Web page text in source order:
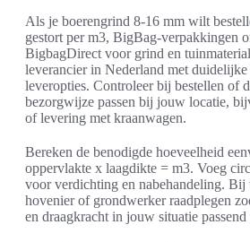
Als je boerengrind 8-16 mm wilt
gestort per m3, BigBag-verpakkingen
BigbagDirect voor grind en
leverancier in Nederland met
leveropties. Controleer bij bestellen of
bezorgwijze passen bij jouw locatie,
of levering met kraanwagen.
Bereken de benodigde hoeveelheid
oppervlakte x laagdikte = m3. Voeg
voor verdichting en nabehandeling.
hovenier of grondwerker raadplegen
en draagkracht in jouw situatie